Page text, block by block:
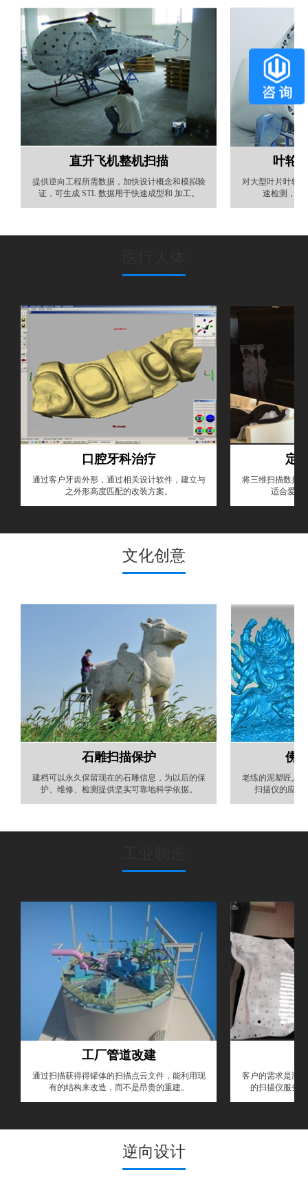
直升飞机整机扫描
提供逆向工程所需数据，加快设计概念和模拟验
证，可生成 STL 数据用于快速成型和 加工。
叶轮
对大型叶片叶轮
速检测，从
口腔牙科治疗
通过客户牙齿外形，通过相关设计软件，建立与
之外形高度匹配的改装方案。
定
将三维扫描数据
适合爱美
文化创意
石雕扫描保护
建档可以永久保留现在的石雕信息，为以后的保
护、维修、检测提供坚实可靠地科学依据。
佛
老练的泥塑匠人
扫描仪的应用
工厂管道改建
通过扫描获得得罐体的扫描点云文件，能利用现
有的结构来改造，而不是昂贵的重建。
客户的需求是测
的扫描仪服务
逆向设计